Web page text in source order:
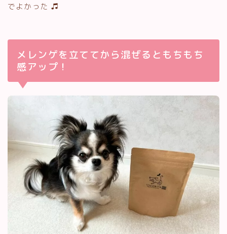
でよかった
メレンゲを立ててから混ぜるともちもち
感アップ！